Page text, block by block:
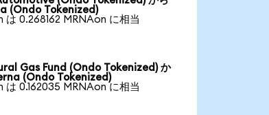
(Ondo Tokenized)
は 0.268162 MRNAon に相当
Gas Fund (Ondo Tokenized) か
(Ondo Tokenized)
は 0.162035 MRNAon に相当